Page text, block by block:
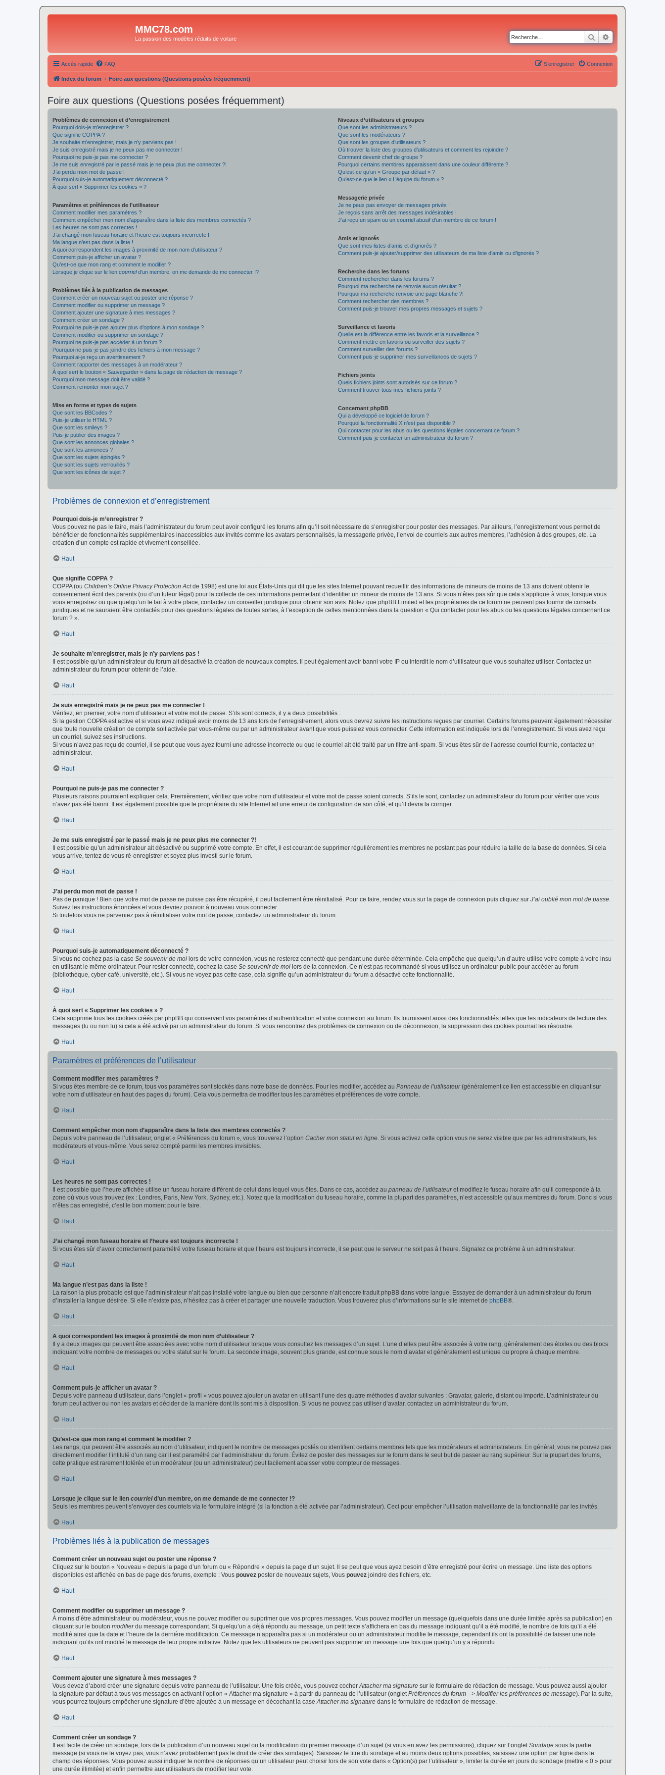
MMC78.com
La passion des modèles réduits de voiture Rechercher
Accès rapide FAQ Connexion
S’enregistrer
Index du forum Foire aux questions (Questions posées fréquemment)
Foire aux questions (Questions posées fréquemment)
Problèmes de connexion et d’enregistrement
Pourquoi dois-je m’enregistrer ?
Que signifie COPPA ?
Je souhaite m’enregistrer, mais je n’y parviens pas !
Je suis enregistré mais je ne peux pas me connecter !
Pourquoi ne puis-je pas me connecter ?
Je me suis enregistré par le passé mais je ne peux plus me connecter ?!
J’ai perdu mon mot de passe !
Pourquoi suis-je automatiquement déconnecté ?
À quoi sert « Supprimer les cookies » ?
Paramètres et préférences de l’utilisateur
Comment modifier mes paramètres ?
Comment empêcher mon nom d’apparaître dans la liste des membres connectés ?
Les heures ne sont pas correctes !
J’ai changé mon fuseau horaire et l’heure est toujours incorrecte !
Ma langue n’est pas dans la liste !
A quoi correspondent les images à proximité de mon nom d’utilisateur ?
Comment puis-je afficher un avatar ?
Qu’est-ce que mon rang et comment le modifier ?
Lorsque je clique sur le lien courrield’un membre, on me demande de me connecter !?
Problèmes liés à la publication de messages
Comment créer un nouveau sujet ou poster une réponse ?
Comment modifier ou supprimer un message ?
Comment ajouter une signature à mes messages ?
Comment créer un sondage ?
Pourquoi ne puis-je pas ajouter plus d’options à mon sondage ?
Comment modifier ou supprimer un sondage ?
Pourquoi ne puis-je pas accéder à un forum ?
Pourquoi ne puis-je pas joindre des fichiers à mon message ?
Pourquoi ai-je reçu un avertissement ?
Comment rapporter des messages à un modérateur ?
À quoi sert le bouton « Sauvegarder » dans la page de rédaction de message ?
Pourquoi mon message doit être validé ?
Comment remonter mon sujet ?
Mise en forme et types de sujets
Que sont les BBCodes ?
Puis-je utiliser le HTML ?
Que sont les smileys ?
Puis-je publier des images ?
Que sont les annonces globales ?
Que sont les annonces ?
Que sont les sujets épinglés ?
Que sont les sujets verrouillés ?
Que sont les icônes de sujet ?
Niveaux d’utilisateurs et groupes
Que sont les administrateurs ?
Que sont les modérateurs ?
Que sont les groupes d’utilisateurs ?
Où trouver la liste des groupes d’utilisateurs et comment les rejoindre ?
Comment devenir chef de groupe ?
Pourquoi certains membres apparaissent dans une couleur différente ?
Qu’est-ce qu’un « Groupe par défaut » ?
Qu’est-ce que le lien « L’équipe du forum » ?
Messagerie privée
Je ne peux pas envoyer de messages privés !
Je reçois sans arrêt des messages indésirables !
J’ai reçu un spam ou un courriel abusif d’un membre de ce forum !
Amis et ignorés
Que sont mes listes d’amis et d’ignorés ?
Comment puis-je ajouter/supprimer des utilisateurs de ma liste d’amis ou d’ignorés ?
Recherche dans les forums
Comment rechercher dans les forums ?
Pourquoi ma recherche ne renvoie aucun résultat ?
Pourquoi ma recherche renvoie une page blanche ?!
Comment rechercher des membres ?
Comment puis-je trouver mes propres messages et sujets ?
Surveillance et favoris
Quelle est la différence entre les favoris et la surveillance ?
Comment mettre en favoris ou surveiller des sujets ?
Comment surveiller des forums ?
Comment puis-je supprimer mes surveillances de sujets ?
Fichiers joints
Quels fichiers joints sont autorisés sur ce forum ?
Comment trouver tous mes fichiers joints ?
Concernant phpBB
Qui a développé ce logiciel de forum ?
Pourquoi la fonctionnalité X n’est pas disponible ?
Qui contacter pour les abus ou les questions légales concernant ce forum ?
Comment puis-je contacter un administrateur du forum ?
Problèmes de connexion et d’enregistrement
Pourquoi dois-je m’enregistrer ?
Vous pouvez ne pas le faire, mais l’administrateur du forum peut avoir configuré les forums afin qu’il soit nécessaire de s’enregistrer pour poster des messages. Par ailleurs, l’enregistrement vous permet de
bénéficier de fonctionnalités supplémentaires inaccessibles aux invités comme les avatars personnalisés, la messagerie privée, l’envoi de courriels aux autres membres, l’adhésion à des groupes, etc. La
création d’un compte est rapide et vivement conseillée.
Haut
Que signifie COPPA ?
COPPA (ou Children’s Online Privacy Protection Actde 1998) est une loi aux États-Unis qui dit que les sites Internet pouvant recueillir des informations de mineurs de moins de 13 ans doivent obtenir le
consentement écrit des parents (ou d’un tuteur légal) pour la collecte de ces informations permettant d’identifier un mineur de moins de 13 ans. Si vous n’êtes pas sûr que cela s’applique à vous, lorsque vous
vous enregistrez ou que quelqu’un le fait à votre place, contactez un conseiller juridique pour obtenir son avis. Notez que phpBB Limited et les propriétaires de ce forum ne peuvent pas fournir de conseils
juridiques et ne sauraient être contactés pour des questions légales de toutes sortes, à l’exception de celles mentionnées dans la question « Qui contacter pour les abus ou les questions légales concernant ce
forum ? ».
Haut
Je souhaite m’enregistrer, mais je n’y parviens pas !
Il est possible qu’un administrateur du forum ait désactivé la création de nouveaux comptes. Il peut également avoir banni votre IP ou interdit le nom d’utilisateur que vous souhaitez utiliser. Contactez un
administrateur du forum pour obtenir de l’aide.
Haut
Je suis enregistré mais je ne peux pas me connecter !
Vérifiez, en premier, votre nom d’utilisateur et votre mot de passe. S’ils sont corrects, il y a deux possibilités :
Si la gestion COPPA est active et si vous avez indiqué avoir moins de 13 ans lors de l’enregistrement, alors vous devrez suivre les instructions reçues par courriel. Certains forums peuvent également nécessiter
que toute nouvelle création de compte soit activée par vous-même ou par un administrateur avant que vous puissiez vous connecter. Cette information est indiquée lors de l’enregistrement. Si vous avez reçu
un courriel, suivez ses instructions.
Si vous n’avez pas reçu de courriel, il se peut que vous ayez fourni une adresse incorrecte ou que le courriel ait été traité par un filtre anti-spam. Si vous êtes sûr de l’adresse courriel fournie, contactez un
administrateur.
Haut
Pourquoi ne puis-je pas me connecter ?
Plusieurs raisons pourraient expliquer cela. Premièrement, vérifiez que votre nom d’utilisateur et votre mot de passe soient corrects. S’ils le sont, contactez un administrateur du forum pour vérifier que vous
n’avez pas été banni. Il est également possible que le propriétaire du site Internet ait une erreur de configuration de son côté, et qu’il devra la corriger.
Haut
Je me suis enregistré par le passé mais je ne peux plus me connecter ?!
Il est possible qu’un administrateur ait désactivé ou supprimé votre compte. En effet, il est courant de supprimer régulièrement les membres ne postant pas pour réduire la taille de la base de données. Si cela
vous arrive, tentez de vous ré-enregistrer et soyez plus investi sur le forum.
Haut
J’ai perdu mon mot de passe !
Pas de panique ! Bien que votre mot de passe ne puisse pas être récupéré, il peut facilement être réinitialisé. Pour ce faire, rendez vous sur la page de connexion puis cliquez sur J’ai oublié mon mot de passe
Suivez les instructions énoncées et vous devriez pouvoir à nouveau vous connecter.
Si toutefois vous ne parveniez pas à réinitialiser votre mot de passe, contactez un administrateur du forum.
Haut
Pourquoi suis-je automatiquement déconnecté ?
Si vous ne cochez pas la case Se souvenir de moi lors de votre connexion, vous ne resterez connecté que pendant une durée déterminée. Cela empêche que quelqu’un d’autre utilise votre compte à votre insu
en utilisant le même ordinateur. Pour rester connecté, cochez la case Se souvenir de moi lors de la connexion. Ce n’est pas recommandé si vous utilisez un ordinateur public pour accéder au forum
(bibliothèque, cyber-café, université, etc.). Si vous ne voyez pas cette case, cela signifie qu’un administrateur du forum a désactivé cette fonctionnalité.
Haut
À quoi sert « Supprimer les cookies » ?
Cela supprime tous les cookies créés par phpBB qui conservent vos paramètres d’authentification et votre connexion au forum. Ils fournissent aussi des fonctionnalités telles que les indicateurs de lecture des
messages (lu ou non lu) si cela a été activé par un administrateur du forum. Si vous rencontrez des problèmes de connexion ou de déconnexion, la suppression des cookies pourrait les résoudre.
Haut
Paramètres et préférences de l’utilisateur
Comment modifier mes paramètres ?
Si vous êtes membre de ce forum, tous vos paramètres sont stockés dans notre base de données. Pour les modifier, accédez au Panneau de l’utilisateur(généralement ce lien est accessible en cliquant sur
votre nom d’utilisateur en haut des pages du forum). Cela vous permettra de modifier tous les paramètres et préférences de votre compte.
Haut
Comment empêcher mon nom d’apparaître dans la liste des membres connectés ?
Depuis votre panneau de l’utilisateur, onglet « Préférences du forum », vous trouverez l’option Cacher mon statut en ligne . Si vous activez cette option vous ne serez visible que par les administrateurs, les
modérateurs et vous-même. Vous serez compté parmi les membres invisibles.
Haut
Les heures ne sont pas correctes !
Il est possible que l’heure affichée utilise un fuseau horaire différent de celui dans lequel vous êtes. Dans ce cas, accédez au panneau de l’utilisateuret modifiez le fuseau horaire afin qu’il corresponde à la
zone où vous vous trouvez (ex : Londres, Paris, New York, Sydney, etc.). Notez que la modification du fuseau horaire, comme la plupart des paramètres, n’est accessible qu’aux membres du forum. Donc si vous
n’êtes pas enregistré, c’est le bon moment pour le faire.
Haut
J’ai changé mon fuseau horaire et l’heure est toujours incorrecte !
Si vous êtes sûr d’avoir correctement paramétré votre fuseau horaire et que l’heure est toujours incorrecte, il se peut que le serveur ne soit pas à l’heure. Signalez ce problème à un administrateur.
Haut
Ma langue n’est pas dans la liste !
La raison la plus probable est que l’administrateur n’ait pas installé votre langue ou bien que personne n’ait encore traduit phpBB dans votre langue. Essayez de demander à un administrateur du forum
d’installer la langue désirée. Si elle n’existe pas, n’hésitez pas à créer et partager une nouvelle traduction. Vous trouverez plus d’informations sur le site Internet de phpBB®.
Haut
A quoi correspondent les images à proximité de mon nom d’utilisateur ?
Il y a deux images qui peuvent être associées avec votre nom d’utilisateur lorsque vous consultez les messages d’un sujet. L’une d’elles peut être associée à votre rang, généralement des étoiles ou des blocs
indiquant votre nombre de messages ou votre statut sur le forum. La seconde image, souvent plus grande, est connue sous le nom d’avatar et généralement est unique ou propre à chaque membre.
Haut
Comment puis-je afficher un avatar ?
Depuis votre panneau d’utilisateur, dans l’onglet « profil » vous pouvez ajouter un avatar en utilisant l’une des quatre méthodes d’avatar suivantes : Gravatar, galerie, distant ou importé. L’administrateur du
forum peut activer ou non les avatars et décider de la manière dont ils sont mis à disposition. Si vous ne pouvez pas utiliser d’avatar, contactez un administrateur du forum.
Haut
Qu’est-ce que mon rang et comment le modifier ?
Les rangs, qui peuvent être associés au nom d’utilisateur, indiquent le nombre de messages postés ou identifient certains membres tels que les modérateurs et administrateurs. En général, vous ne pouvez pas
directement modifier l’intitulé d’un rang car il est paramétré par l’administrateur du forum. Évitez de poster des messages sur le forum dans le seul but de passer au rang supérieur. Sur la plupart des forums,
cette pratique est rarement tolérée et un modérateur (ou un administrateur) peut facilement abaisser votre compteur de messages.
Haut
Lorsque je clique sur le lien courrield’un membre, on me demande de me connecter !?
Seuls les membres peuvent s’envoyer des courriels via le formulaire intégré (si la fonction a été activée par l’administrateur). Ceci pour empêcher l’utilisation malveillante de la fonctionnalité par les invités.
Haut
Problèmes liés à la publication de messages
Comment créer un nouveau sujet ou poster une réponse ?
Cliquez sur le bouton « Nouveau » depuis la page d’un forum ou « Répondre » depuis la page d’un sujet. Il se peut que vous ayez besoin d’être enregistré pour écrire un message. Une liste des options
disponibles est affichée en bas de page des forums, exemple : Vous pouvez poster de nouveaux sujets, Vous pouvez joindre des fichiers, etc.
Haut
Comment modifier ou supprimer un message ?
À moins d’être administrateur ou modérateur, vous ne pouvez modifier ou supprimer que vos propres messages. Vous pouvez modifier un message (quelquefois dans une durée limitée après sa publication) en
cliquant sur le bouton modifierdu message correspondant. Si quelqu’un a déjà répondu au message, un petit texte s’affichera en bas du message indiquant qu’il a été modifié, le nombre de fois qu’il a été
modifié ainsi que la date et l’heure de la dernière modification. Ce message n’apparaîtra pas si un modérateur ou un administrateur modifie le message, cependant ils ont la possibilité de laisser une note
indiquant qu’ils ont modifié le message de leur propre initiative. Notez que les utilisateurs ne peuvent pas supprimer un message une fois que quelqu’un y a répondu.
Haut
Comment ajouter une signature à mes messages ?
Vous devez d’abord créer une signature depuis votre panneau de l’utilisateur. Une fois créée, vous pouvez cocher Attacher ma signature sur le formulaire de rédaction de message. Vous pouvez aussi ajouter
la signature par défaut à tous vos messages en activant l’option « Attacher ma signature » à partir du panneau de l’utilisateur (onglet Préférences du forum --> Modifier les préférences de message). Par la suite,
vous pourrez toujours empêcher une signature d’être ajoutée à un message en décochant la case Attacher ma signature dans le formulaire de rédaction de message.
Haut
Comment créer un sondage ?
Il est facile de créer un sondage, lors de la publication d’un nouveau sujet ou la modification du premier message d’un sujet (si vous en avez les permissions), cliquez sur l’onglet Sondage sous la partie
message (si vous ne le voyez pas, vous n’avez probablement pas le droit de créer des sondages). Saisissez le titre du sondage et au moins deux options possibles, saisissez une option par ligne dans le
champ des réponses. Vous pouvez aussi indiquer le nombre de réponses qu’un utilisateur peut choisir lors de son vote dans « Option(s) par l’utilisateur », limiter la durée en jours du sondage (mettre « 0 » pour
une durée illimitée) et enfin permettre aux utilisateurs de modifier leur vote.